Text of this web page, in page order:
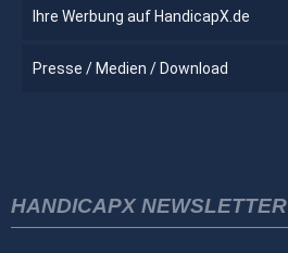
Ihre Werbung auf HandicapX.de
Presse / Medien / Download
HANDICAPX NEWSLETTER